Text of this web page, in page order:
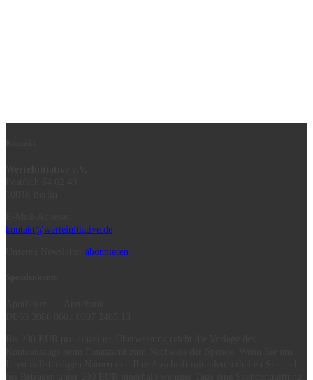
kontakt@werteinitiative.de
abonnieren